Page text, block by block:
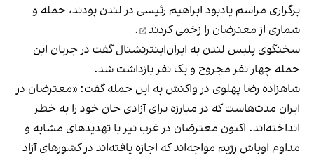
برگزاری مراسم یادبود ابراهیم رئیسی در لندن بودند، حمله و
شماری از معترضان را زخمی کردند
.
سخنگوی پلیس لندن به ایران‌اینترنشنال گفت در جریان این
حمله چهار نفر مجروح و یک نفر بازداشت شد.
شاهزاده رضا پهلوی در واکنش به این حمله گفت: «معترضان در
ایران مدت‌هاست که در مبارزه برای آزادی جان خود را به خطر
انداخته‌اند. اکنون معترضان در غرب نیز با تهدیدهای مشابه و
مداوم اوباش رژیم مواجه‌اند که اجازه یافته‌اند در کشورهای آزاد